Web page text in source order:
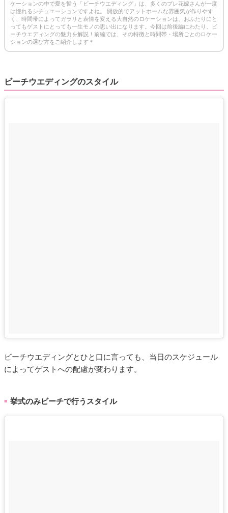
ケーションの中で愛を誓う「ビーチウエディング」は、多くのプレ花嫁さんが一度
は憧れるシチュエーションですよね。 開放的でアットホームな雰囲気が作りやす
く、時間帯によってガラリと表情を変える大自然のロケーションは、おふたりにと
ってもゲストにとっても一生モノの思い出になります。今回は前後編にわたり、ビ
ーチウエディングの魅力を解説！前編では、その特徴と時間帯・場所ごとのロケー
ションの選び方をご紹介します＊
ビーチウエディングのスタイル
ビーチウエディングとひと口に言っても、当日のスケジュール
によってゲストへの配慮が変わります。
■ 挙式のみビーチで行うスタイル